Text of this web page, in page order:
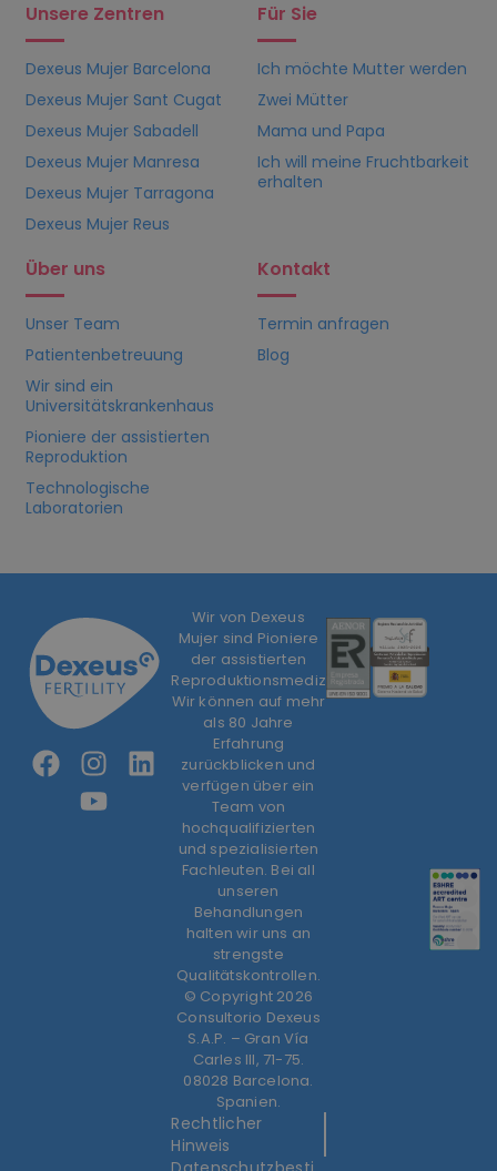
Unsere Zentren
Dexeus Mujer Barcelona
Dexeus Mujer Sant Cugat
Dexeus Mujer Sabadell
Dexeus Mujer Manresa
Dexeus Mujer Tarragona
Dexeus Mujer Reus
Für Sie
Ich möchte Mutter werden
Zwei Mütter
Mama und Papa
Ich will meine Fruchtbarkeit
erhalten
Über uns
Unser Team
Patientenbetreuung
Wir sind ein
Universitätskrankenhaus
Pioniere der assistierten
Reproduktion
Technologische
Laboratorien
Kontakt
Termin anfragen
Blog
Wir von Dexeus
Mujer sind Pioniere
der assistierten
Reproduktionsmedizin.
Wir können auf mehr
als 80 Jahre
Erfahrung
zurückblicken und
verfügen über ein
Team von
hochqualifizierten
und spezialisierten
Fachleuten. Bei all
unseren
Behandlungen
halten wir uns an
strengste
Qualitätskontrollen.
© Copyright 2026
Consultorio Dexeus
S.A.P. – Gran Vía
Carles III, 71-75.
08028 Barcelona.
Spanien.
Rechtlicher
Hinweis